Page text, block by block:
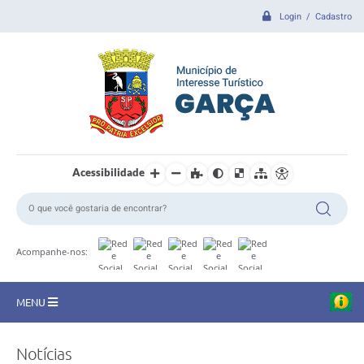
Login / Cadastro
Acessibilidade
Acompanhe-nos:
MENU
CIDADE
Notícias